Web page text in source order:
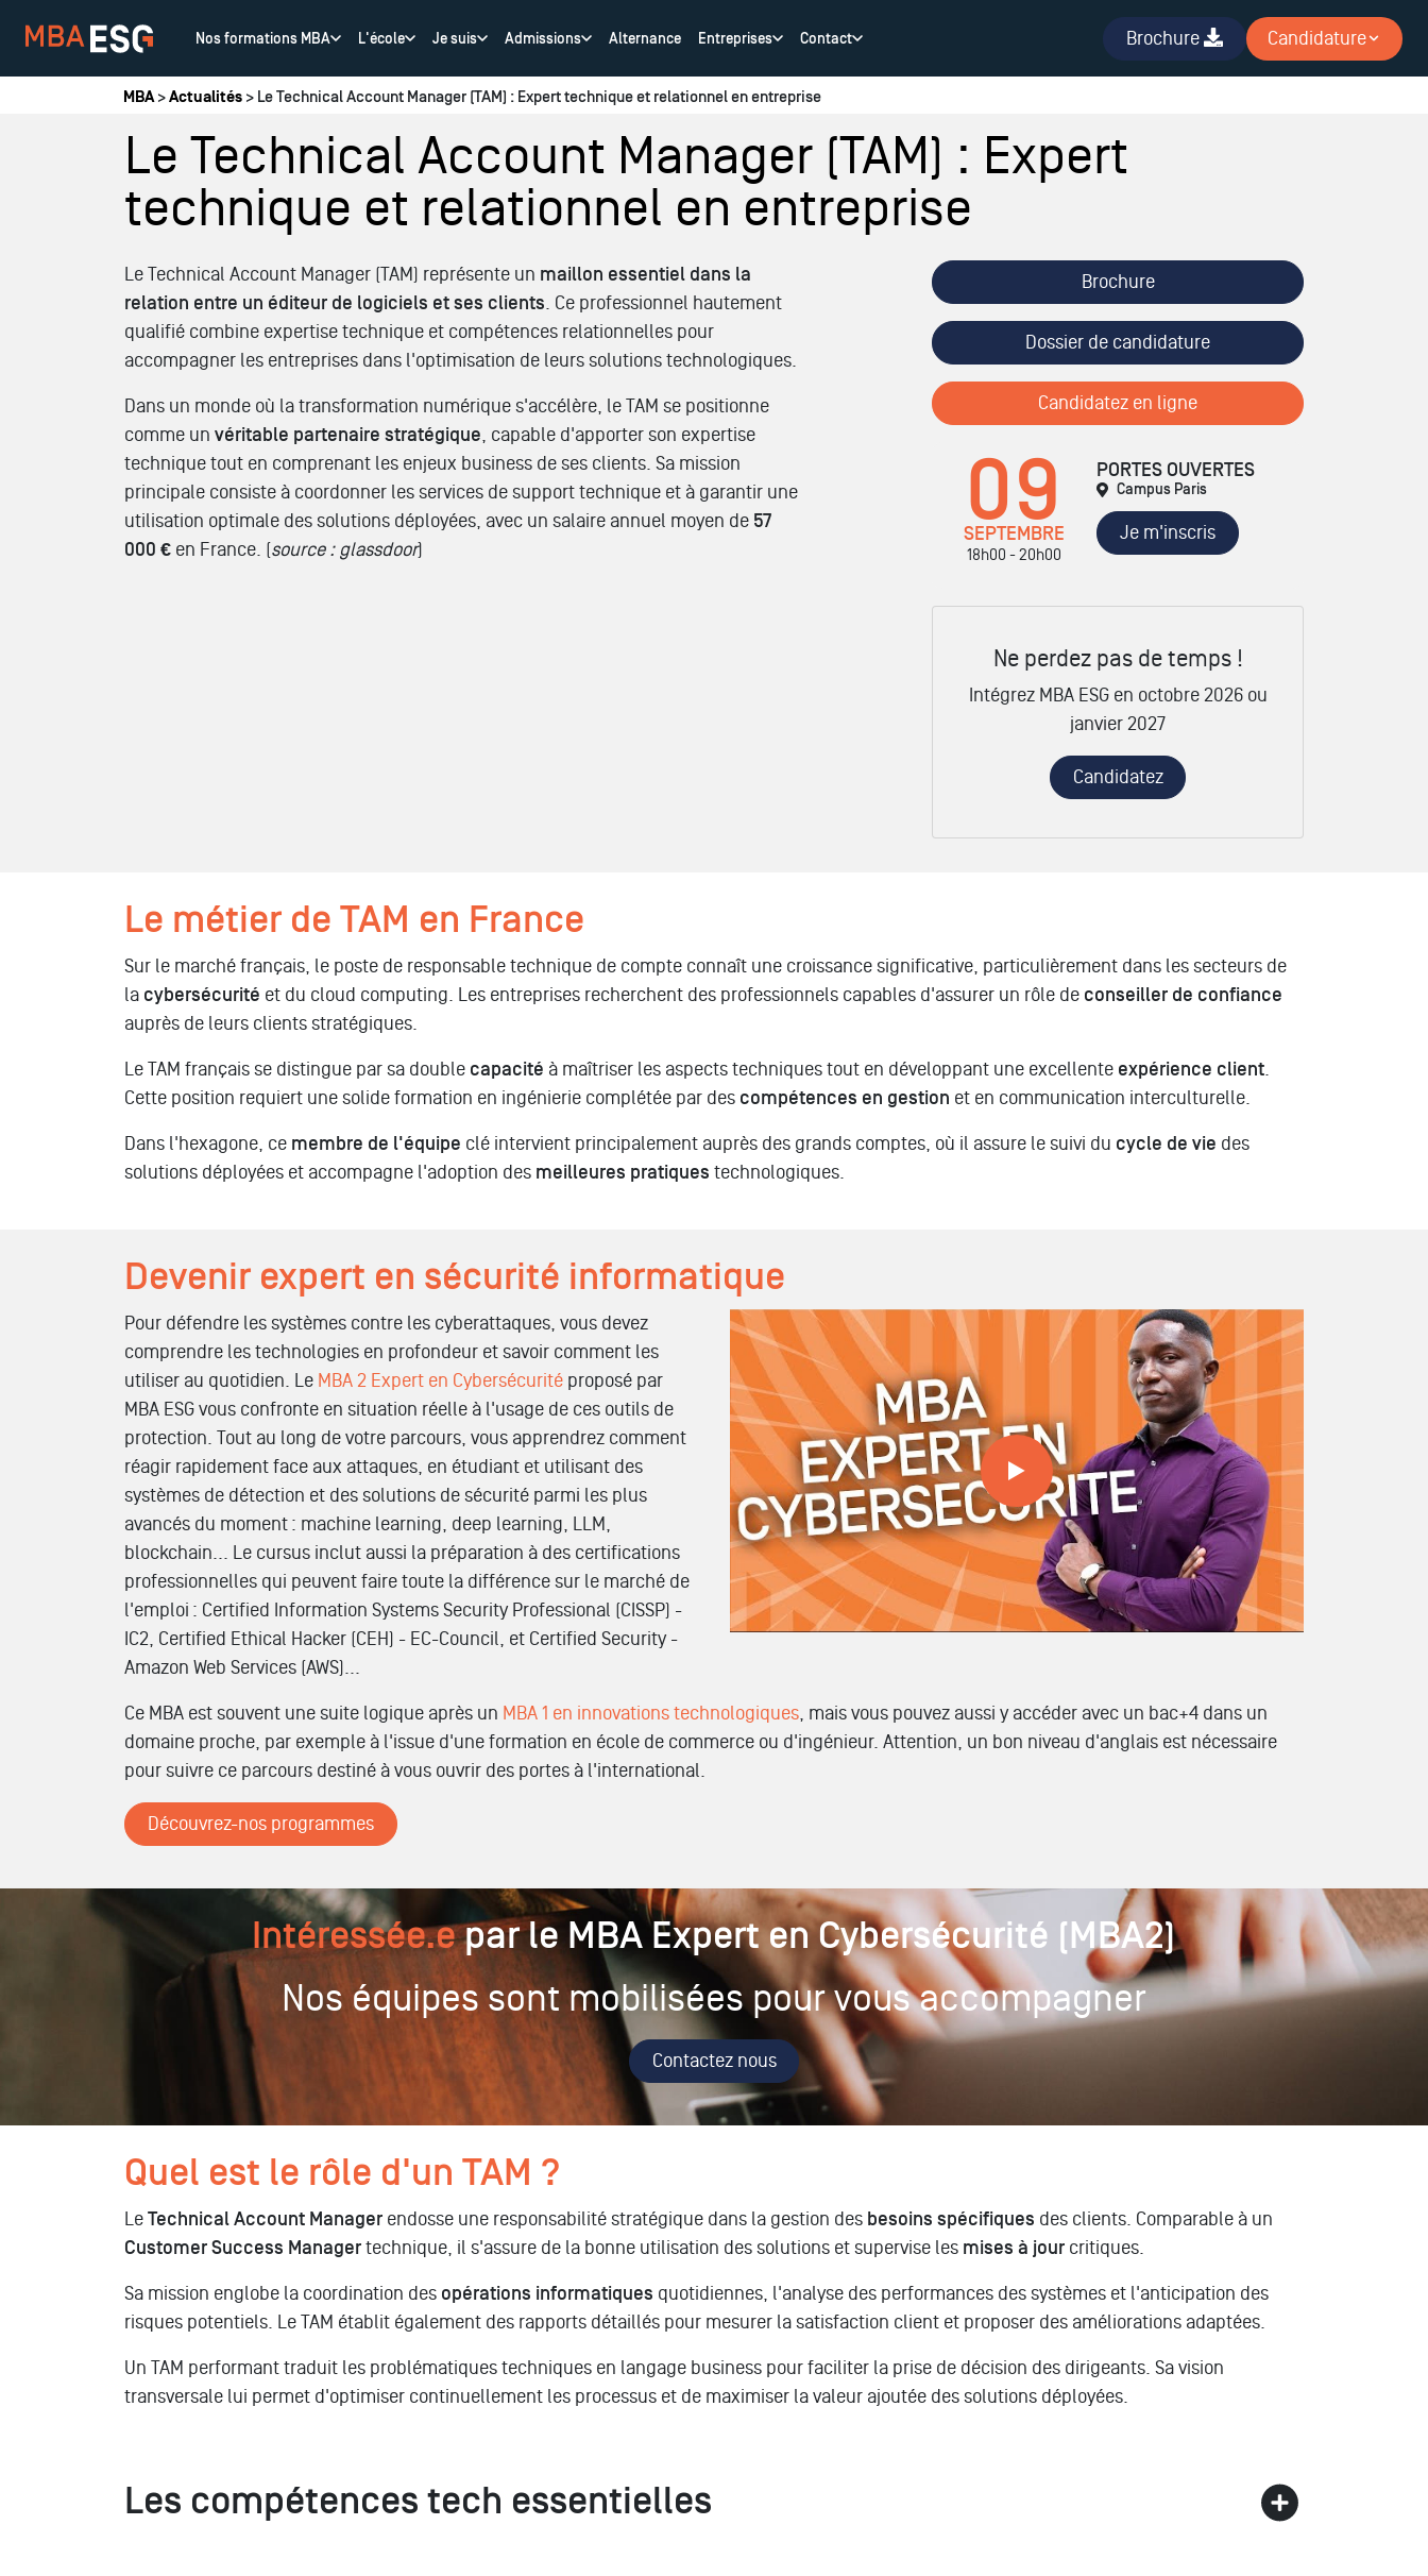
Vous êtes ici
MBA>Actualités > Le Technical Account Manager (TAM) : Expert technique et relationnel en entreprise
Le Technical Account Manager (TAM) : Expert
technique et relationnel en entreprise
Le Technical Account Manager (TAM) représente un maillon essentiel dans la
relation entre un éditeur de logiciels et ses clients. Ce professionnel hautement
qualifié combine expertise technique et compétences relationnelles pour
accompagner les entreprises dans l'optimisation de leurs solutions technologiques.
Dans un monde où la transformation numérique s'accélère, le TAM se positionne
comme un véritable partenaire stratégique, capable d'apporter son expertise
technique tout en comprenant les enjeux business de ses clients. Sa mission
principale consiste à coordonner les services de support technique et à garantir une
utilisation optimale des solutions déployées, avec un salaire annuel moyen de 57
000 € en France. (source : glassdoor)
Brochure
Dossier de candidature
Candidatez en ligne
09
SEPTEMBRE
18h00 - 20h00
PORTES OUVERTES
Campus Paris
Je m'inscris
Ne perdez pas de temps !
Intégrez MBA ESG en octobre 2026 ou
janvier 2027
Candidatez
Le métier de TAM en France
Sur le marché français, le poste de responsable technique de compte connaît une croissance significative, particulièrement dans les secteurs de
la cybersécurité et du cloud computing. Les entreprises recherchent des professionnels capables d'assurer un rôle de conseiller de confiance
auprès de leurs clients stratégiques.
Le TAM français se distingue par sa double capacité à maîtriser les aspects techniques tout en développant une excellente expérience client.
Cette position requiert une solide formation en ingénierie complétée par des compétences en gestion et en communication interculturelle.
Dans l'hexagone, ce membre de l'équipe clé intervient principalement auprès des grands comptes, où il assure le suivi du cycle de vie des
solutions déployées et accompagne l'adoption des meilleures pratiques technologiques.
Devenir expert en sécurité informatique
Pour défendre les systèmes contre les cyberattaques, vous devez
comprendre les technologies en profondeur et savoir comment les
utiliser au quotidien. Le MBA 2 Expert en Cybersécurité proposé par
MBA ESG vous confronte en situation réelle à l'usage de ces outils de
protection. Tout au long de votre parcours, vous apprendrez comment
réagir rapidement face aux attaques, en étudiant et utilisant des
systèmes de détection et des solutions de sécurité parmi les plus
avancés du moment : machine learning, deep learning, LLM,
blockchain... Le cursus inclut aussi la préparation à des certifications
professionnelles qui peuvent faire toute la différence sur le marché de
l'emploi : Certified Information Systems Security Professional (CISSP) -
IC2, Certified Ethical Hacker (CEH) - EC-Council, et Certified Security -
Amazon Web Services (AWS)...
Tout savoir sur les formations // MBA EXPERT EN CYBERSECURITE
Ce MBA est souvent une suite logique après un MBA 1 en innovations technologiques, mais vous pouvez aussi y accéder avec un bac+4 dans un
domaine proche, par exemple à l'issue d'une formation en école de commerce ou d'ingénieur. Attention, un bon niveau d'anglais est nécessaire
pour suivre ce parcours destiné à vous ouvrir des portes à l'international.
Découvrez-nos programmes
Intéressée.epar le MBA Expert en Cybersécurité (MBA2)
Nos équipes sont mobilisées pour vous accompagner
Contactez nous
Quel est le rôle d'un TAM ?
Le Technical Account Manager endosse une responsabilité stratégique dans la gestion des besoins spécifiques des clients. Comparable à un
Customer Success Manager technique, il s'assure de la bonne utilisation des solutions et supervise les mises à jour critiques.
Sa mission englobe la coordination des opérations informatiques quotidiennes, l'analyse des performances des systèmes et l'anticipation des
risques potentiels. Le TAM établit également des rapports détaillés pour mesurer la satisfaction client et proposer des améliorations adaptées.
Un TAM performant traduit les problématiques techniques en langage business pour faciliter la prise de décision des dirigeants. Sa vision
transversale lui permet d'optimiser continuellement les processus et de maximiser la valeur ajoutée des solutions déployées.
Les compétences tech essentielles
Nos formations MBA L'école Je suis Admissions Alternance Entreprises Contact Brochure Candidature